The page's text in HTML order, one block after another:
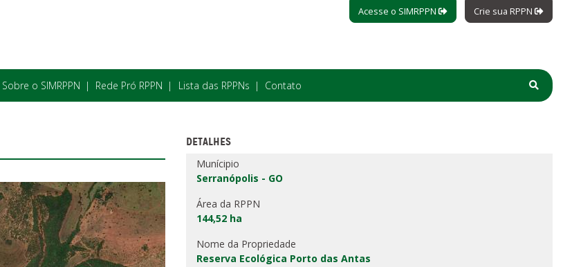
Acesse o SIMRPPN Crie sua RPPN
Sobre o SIMRPPN Rede Pró RPPN Lista das RPPNs Contato
DETALHES
Munícipio
Serranópolis - GO
Área da RPPN
144,52 ha
Nome da Propriedade
Reserva Ecológica Porto das Antas